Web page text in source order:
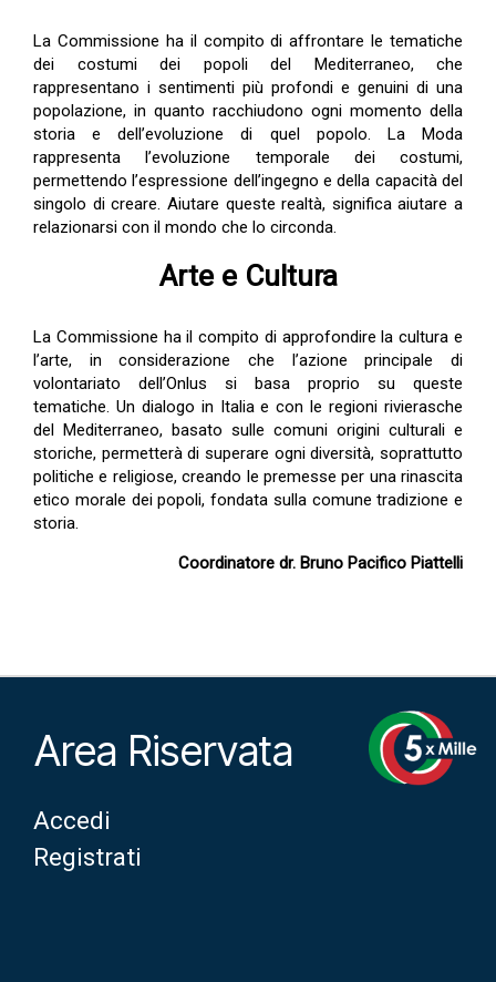
La Commissione ha il compito di affrontare le tematiche
dei costumi dei popoli del Mediterraneo, che
rappresentano i sentimenti più profondi e genuini di una
popolazione, in quanto racchiudono ogni momento della
storia e dell’evoluzione di quel popolo. La Moda
rappresenta l’evoluzione temporale dei costumi,
permettendo l’espressione dell’ingegno e della capacità del
singolo di creare. Aiutare queste realtà, significa aiutare a
relazionarsi con il mondo che lo circonda.
Arte e Cultura
La Commissione ha il compito di approfondire la cultura e
l’arte, in considerazione che l’azione principale di
volontariato dell’Onlus si basa proprio su queste
tematiche. Un dialogo in Italia e con le regioni rivierasche
del Mediterraneo, basato sulle comuni origini culturali e
storiche, permetterà di superare ogni diversità, soprattutto
politiche e religiose, creando le premesse per una rinascita
etico morale dei popoli, fondata sulla comune tradizione e
storia.
Coordinatore dr. Bruno Pacifico Piattelli
Area Riservata
Accedi
Registrati